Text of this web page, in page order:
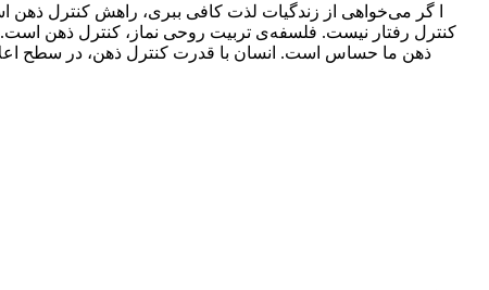
ا گر می‌خواهی از زندگیات لذت کافی ببری، راهش کنترل
کنترل رفتار نیست. فلسفه‌ی تربیت روحی نماز، کنترل ذهن
ذهن ما حساس است. انسان با قدرت کنترل ذهن، در سطح